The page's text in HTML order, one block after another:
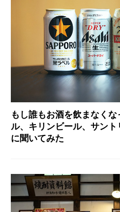
もし誰もお酒を飲まなく
ル、キリンビール、サン
に聞いてみた